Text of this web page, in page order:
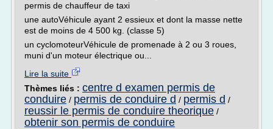
permis de chauffeur de taxi
une autoVéhicule ayant 2 essieux et dont la masse nette
est de moins de 4 500 kg. (classe 5)
un cyclomoteurVéhicule de promenade à 2 ou 3 roues,
muni d'un moteur électrique ou...
Lire la suite
Thèmes liés : centre d examen permis de
conduire / permis de conduire d / permis d /
reussir le permis de conduire theorique /
obtenir son permis de conduire